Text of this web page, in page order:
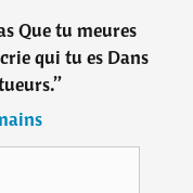
Que tu meures
qui tu es Dans
”